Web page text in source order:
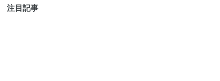
注目記事